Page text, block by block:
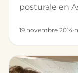
posturale en
19 novembre 2014·